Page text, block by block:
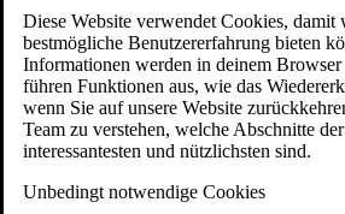
Diese Website verwendet Cookies, damit
bestmögliche Benutzererfahrung bieten
Informationen werden in deinem Browser
führen Funktionen aus, wie das
wenn Sie auf unsere Website
Team zu verstehen, welche Abschnitte
interessantesten und nützlichsten sind.
Unbedingt notwendige Cookies